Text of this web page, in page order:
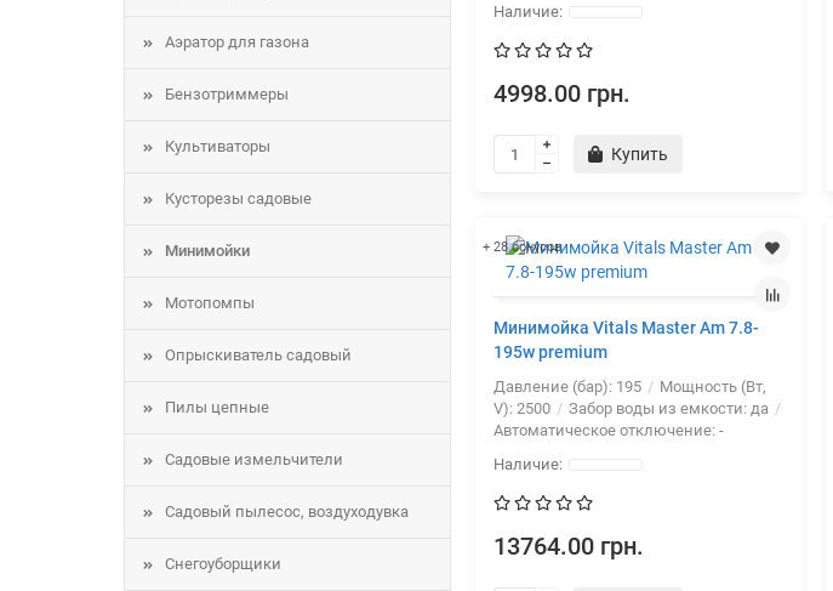
Аэратор для газона
Бензотриммеры
Культиваторы
Кусторезы садовые
Минимойки
Мотопомпы
Опрыскиватель садовый
Пилы цепные
Садовые измельчители
Садовый пылесос, воздуходувка
Снегоуборщики
4998.00 грн.
Купить
+ 28 бонусов
Минимойка Vitals Master Am 7.8-
195w premium
Давление (бар): 195
Мощность (Вт,
V): 2500 Забор воды из емкости: да
Автоматическое отключение: -
13764.00 грн.